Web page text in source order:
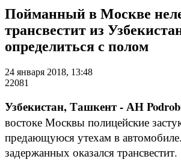
Пойманный в Москве
трансвестит из
определиться с полом
24 января 2018, 13:48
22081
Узбекистан, Ташкент - АН
востоке Москвы полицейские
предающуюся утехам в
задержанных оказался трансвестит.